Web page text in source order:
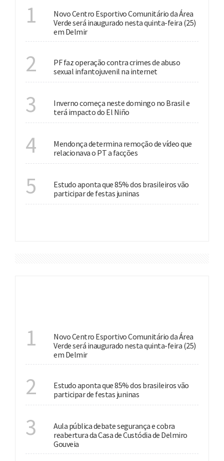
1
Novo Centro Esportivo Comunitário da Área
Verde será inaugurado nesta quinta-feira (25)
em Delmir
2
PF faz operação contra crimes de abuso
sexual infantojuvenil na internet
3
Inverno começa neste domingo no Brasil e
terá impacto do El Niño
4
Mendonça determina remoção de vídeo que
relacionava o PT a facções
5
Estudo aponta que 85% dos brasileiros vão
participar de festas juninas
1
Novo Centro Esportivo Comunitário da Área
Verde será inaugurado nesta quinta-feira (25)
em Delmir
2
Estudo aponta que 85% dos brasileiros vão
participar de festas juninas
3
Aula pública debate segurança e cobra
reabertura da Casa de Custódia de Delmiro
Gouveia